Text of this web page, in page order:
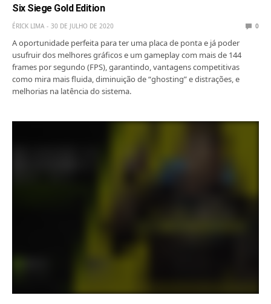
Six Siege Gold Edition
ÉRICK LIMA 30 DE JULHO DE 2020 0
A oportunidade perfeita para ter uma placa de ponta e já poder
usufruir dos melhores gráficos e um gameplay com mais de 144
frames por segundo (FPS), garantindo, vantagens competitivas
como mira mais fluida, diminuição de “ghosting” e distrações, e
melhorias na latência do sistema.